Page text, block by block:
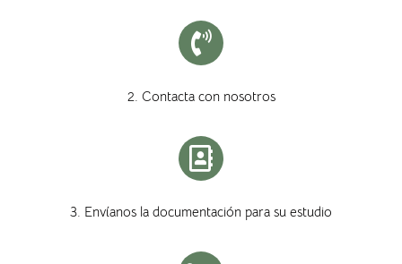
2. Contacta con nosotros
3. Envíanos la documentación para su estudio